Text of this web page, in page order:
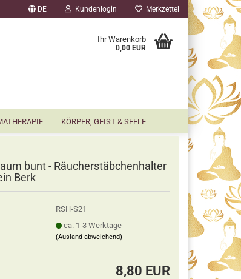
DE Kundenlogin Merkzettel
Ihr Warenkorb
0,00 EUR
KÖRPER, GEIST & SEELE
bunt - Räucherstäbchenhalter
Berk
RSH-S21
ca. 1-3 Werktage
(Ausland abweichend)
8,80 EUR